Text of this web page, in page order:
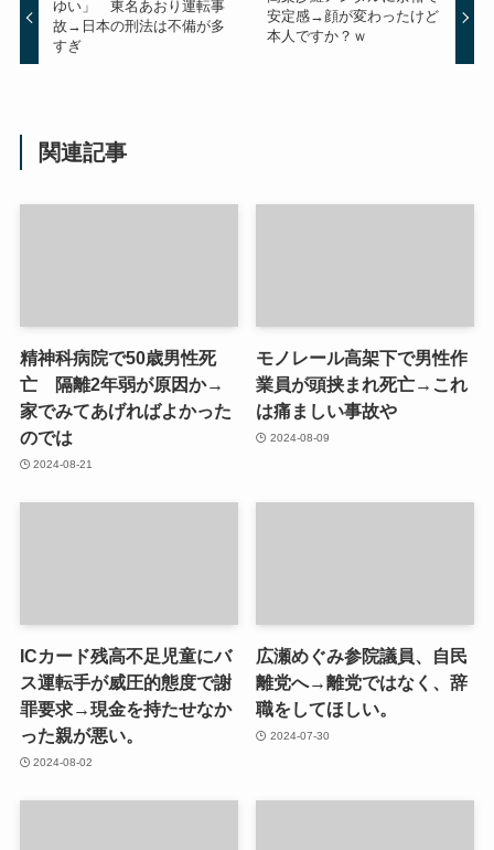
ゆい」 東名あおり運転事
故→日本の刑法は不備が多
すぎ
安定感→顔が変わったけど
本人ですか？ｗ
関連記事
精神科病院で50歳男性死
亡 隔離2年弱が原因か→
家でみてあげればよかった
のでは
2024-08-21
モノレール高架下で男性作
業員が頭挟まれ死亡→これ
は痛ましい事故や
2024-08-09
ICカード残高不足児童にバ
ス運転手が威圧的態度で謝
罪要求→現金を持たせなか
った親が悪い。
2024-08-02
広瀬めぐみ参院議員、自民
離党へ→離党ではなく、辞
職をしてほしい。
2024-07-30